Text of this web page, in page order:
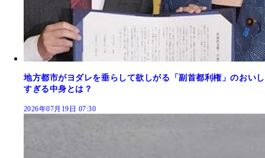
地方都市がヨダレを垂らして欲しがる「副首都利権」のおいし
すぎる中身とは？
2026年07月19日 07:30